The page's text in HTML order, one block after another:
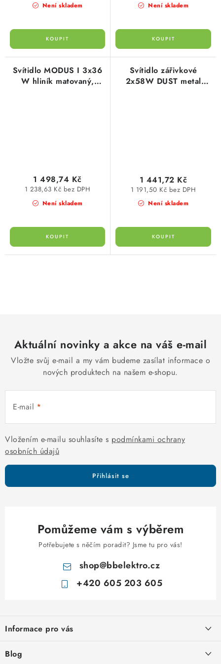
Není skladem Není skladem
Svítidlo MODUS I 3x36
W hliník matovaný,
Není skladem
1 238,63 Kč bez DPH
1 498,74 Kč
Svítidlo zářivkové
2x58W DUST metal
Není skladem
1 191,50 Kč bez DPH
1 441,72 Kč
a
c
p
r
v
k
y
v
ý
i
Aktuální novinky a akce na váš e-mail
Vložte svůj e-mail a my vám budeme zasílat informace o
nových produktech na našem e-shopu.
E-mail
Vložením e-mailu souhlasíte s podmínkami ochrany
osobních údajů
Přihlásit se
Pomůžeme vám s výběrem
Potřebujete s něčím poradit? Jsme tu pro vás!
shop@bbelektro.cz
+420 605 203 605
p
a
Informace pro vás
Blog